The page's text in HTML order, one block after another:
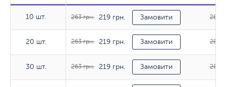
10 шт.
20 шт.
30 шт.
10 шт. 263 грн. 219 грн. Замовити 285
20 шт. 263 грн. 219 грн. Замовити 285
30 шт. 263 грн. 219 грн. Замовити 285